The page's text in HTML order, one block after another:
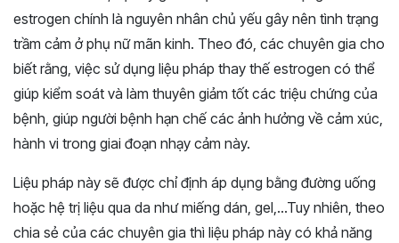
estrogen chính là nguyên nhân chủ yếu gây nên tình trạng
trầm cảm ở phụ nữ mãn kinh. Theo đó, các chuyên gia cho
biết rằng, việc sử dụng liệu pháp thay thế estrogen có thể
giúp kiểm soát và làm thuyên giảm tốt các triệu chứng của
bệnh, giúp người bệnh hạn chế các ảnh hưởng về cảm xúc,
hành vi trong giai đoạn nhạy cảm này.
Liệu pháp này sẽ được chỉ định áp dụng bằng đường uống
hoặc hệ trị liệu qua da như miếng dán, gel,…Tuy nhiên, theo
chia sẻ của các chuyên gia thì liệu pháp này có khả năng